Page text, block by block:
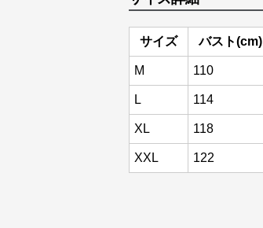
サイズ バスト(cm)
M 110
L 114
XL 118
XXL 122